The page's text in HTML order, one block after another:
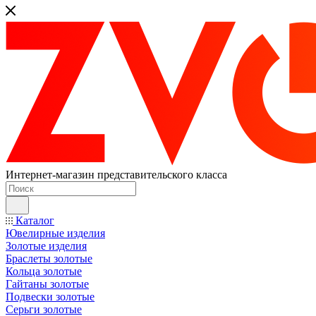
Интернет-магазин представительского класса
Каталог
Ювелирные изделия
Золотые изделия
Браслеты золотые
Кольца золотые
Гайтаны золотые
Подвески золотые
Серьги золотые